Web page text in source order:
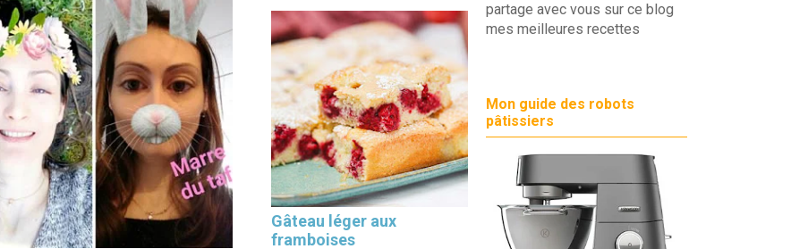
Gâteau léger aux
framboises
partage avec vous sur ce blog
mes meilleures recettes
Mon guide des robots
pâtissiers
×